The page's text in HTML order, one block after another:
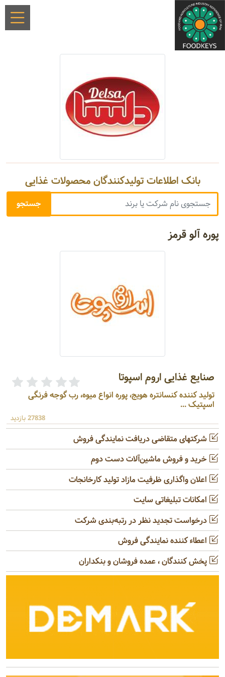
بانک اطلاعات تولیدکنندگان محصولات غذایی
پوره آلو قرمز
صنایع غذایی اروم اسپوتا
تولید کننده کنسانتره هویج، پوره انواع میوه، رب گوجه فرنگی
اسپتیک ...
27838 بازدید
شرکتهای متقاضی دریافت نمایندگی فروش
خرید و فروش ماشین‌آلات دست دوم
اعلان واگذاری ظرفیت مازاد تولید کارخانجات
امکانات تبلیغاتی سایت
درخواست تجدید نظر در رتبه‌بندی شرکت
اعطاء کننده نمایندگی فروش
پخش کنندگان ، عمده فروشان و بنکداران